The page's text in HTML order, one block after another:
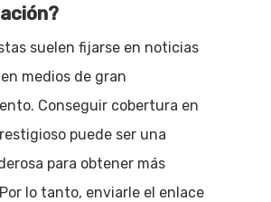
suelen fijarse en noticias
medios de gran
Conseguir cobertura en
puede ser una
para obtener más
lo tanto, enviarle el enlace